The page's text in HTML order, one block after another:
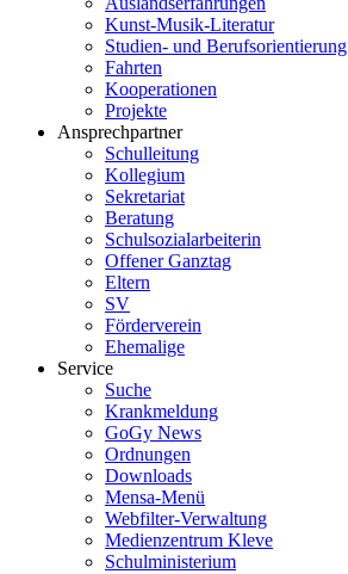
Kunst-Musik-Literatur
Studien- und Berufsorientierung
Fahrten
Kooperationen
Projekte
Ansprechpartner
Schulleitung
Kollegium
Sekretariat
Beratung
Schulsozialarbeiterin
Offener Ganztag
Eltern
SV
Förderverein
Ehemalige
Service
Suche
Krankmeldung
GoGy News
Ordnungen
Downloads
Mensa-Menü
Webfilter-Verwaltung
Medienzentrum Kleve
Schulministerium